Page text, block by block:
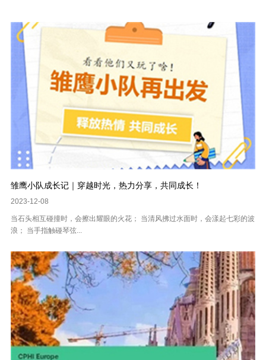
雏鹰小队成长记｜穿越时光，热力分享，共同成长！
2023-12-08
当石头相互碰撞时，会擦出耀眼的火花； 当清风拂过水面时，会漾起七彩的波
浪； 当手指触碰琴弦...